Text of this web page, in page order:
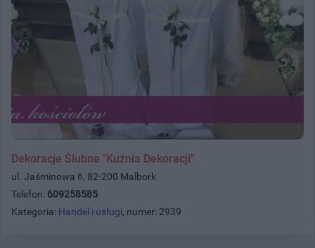
Dekoracje Ślubne "Kuźnia Dekoracji"
ul. Jaśminowa 6, 82-200 Malbork
Telefon: 609258585
Kategoria: Handel i usługi, numer: 2939